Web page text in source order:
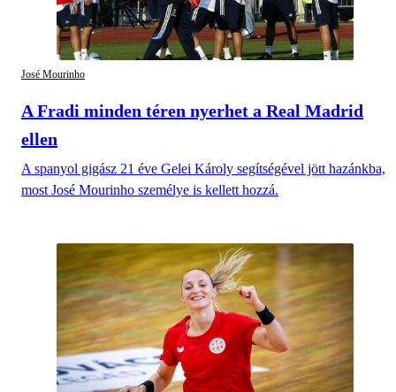
José Mourinho
A Fradi minden téren nyerhet a Real Madrid
ellen
A spanyol gigász 21 éve Gelei Károly segítségével jött hazánkba,
most José Mourinho személye is kellett hozzá.